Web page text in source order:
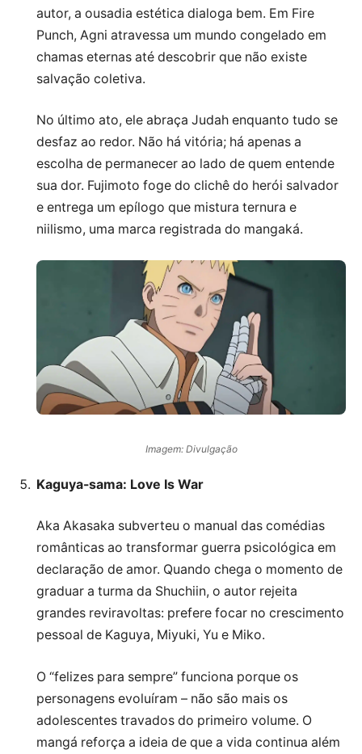
autor, a ousadia estética dialoga bem. Em Fire
Punch, Agni atravessa um mundo congelado em
chamas eternas até descobrir que não existe
salvação coletiva.
No último ato, ele abraça Judah enquanto tudo se
desfaz ao redor. Não há vitória; há apenas a
escolha de permanecer ao lado de quem entende
sua dor. Fujimoto foge do clichê do herói salvador
e entrega um epílogo que mistura ternura e
niilismo, uma marca registrada do mangaká.
Imagem: Divulgação
Kaguya-sama: Love Is War
Aka Akasaka subverteu o manual das comédias
românticas ao transformar guerra psicológica em
declaração de amor. Quando chega o momento de
graduar a turma da Shuchiin, o autor rejeita
grandes reviravoltas: prefere focar no crescimento
pessoal de Kaguya, Miyuki, Yu e Miko.
O “felizes para sempre” funciona porque os
personagens evoluíram – não são mais os
adolescentes travados do primeiro volume. O
mangá reforça a ideia de que a vida continua além